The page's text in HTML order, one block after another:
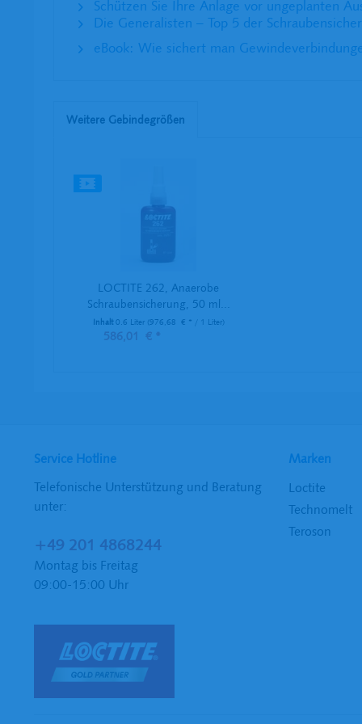
Schützen Sie Ihre Anlage vor ungeplanten
Die Generalisten – Top 5 der
eBook: Wie sichert man
Weitere Gebindegrößen
LOCTITE 262, Anaerobe
Schraubensicherung, 50 ml...
Inhalt0.6 Liter (976,68 € * / 1 Liter)
586,01 € *
Service Hotline
Telefonische Unterstützung und Beratung
unter:
+49 201 4868244
Montag bis Freitag
09:00-15:00 Uhr
Marken
Loctite
Technomelt
Teroson